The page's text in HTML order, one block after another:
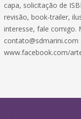
capa, solicitação de
revisão, book-trailer,
interesse, fale comigo.
www.facebook.com/